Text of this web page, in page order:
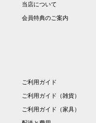
当店について
会員特典のご案内
ご利用ガイド
ご利用ガイド（雑貨）
ご利用ガイド（家具）